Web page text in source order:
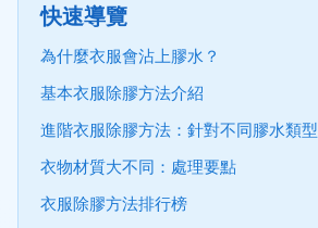
快速導覽
為什麼衣服會沾上膠水？
基本衣服除膠方法介紹
進階衣服除膠方法：針對不同膠水類型
衣物材質大不同：處理要點
衣服除膠方法排行榜